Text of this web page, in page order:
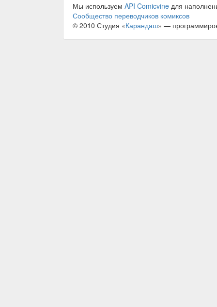
Мы используем API Comicvine для
Сообщество переводчиков комиксов
© 2010 Студия «Карандаш» —